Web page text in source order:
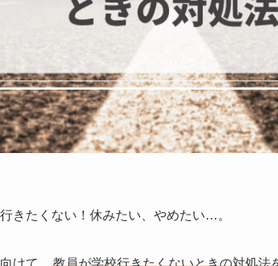
きたくない！休みたい、やめたい…。
けて、 教員が学校行きたくないときの対処法